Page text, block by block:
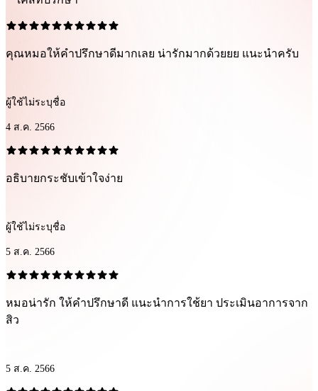
คุณหมอให้คำปรึกษาดีมากเลย น่ารักมากด้วยยย แนะนำครับ
ผู้ใช้ไม่ระบุชื่อ
4 ส.ค. 2566
อธิบายกระชับเข้าใจง่าย
ผู้ใช้ไม่ระบุชื่อ
5 ส.ค. 2566
หมอน่ารัก ให้คำปรึกษาดี แนะนำการใช้ยา ประเมินอาการจาก
สิว
5 ส.ค. 2566